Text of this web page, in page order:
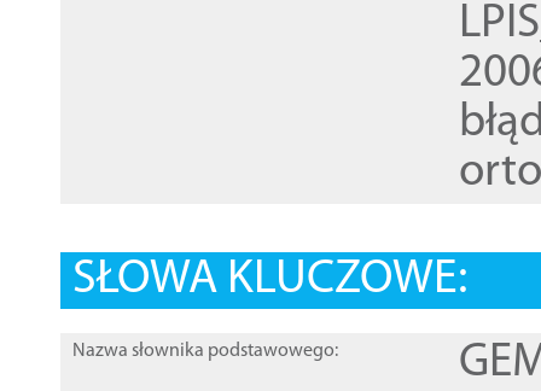
SŁOWA KLUCZOWE:
Nazwa słownika podstawowego: